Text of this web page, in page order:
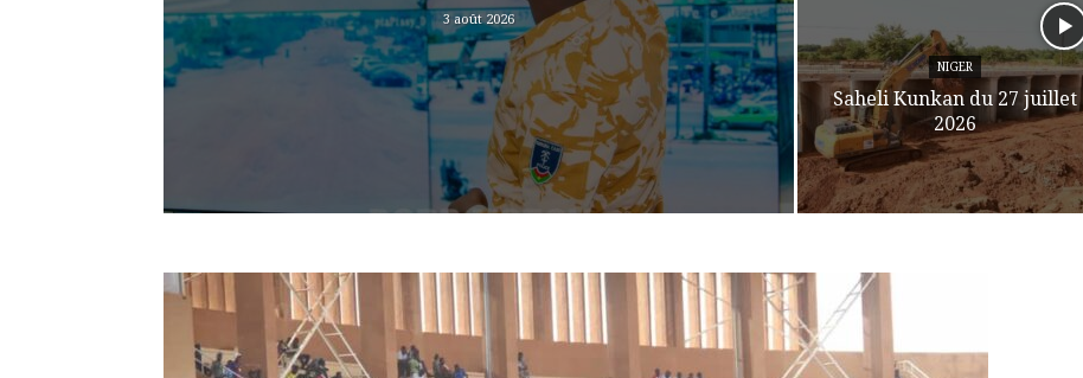
3 août 2026
NIGER
Saheli Kunkan du 27 juillet
2026